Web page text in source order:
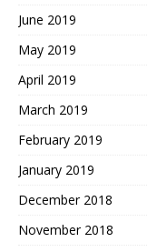
June 2019
May 2019
April 2019
March 2019
February 2019
January 2019
December 2018
November 2018